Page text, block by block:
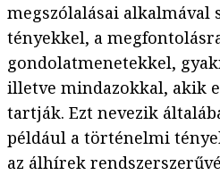
megszólalásai alkalmával
tényekkel, a
gondolatmenetekkel,
illetve mindazokkal, akik
tartják. Ezt nevezik
például a történelmi
az álhírek